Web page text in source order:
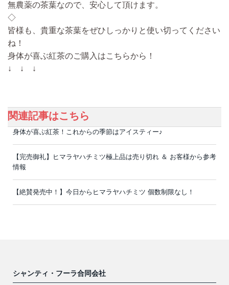
無農薬の茶葉なので、安心して頂けます。
◇
皆様も、貴重な茶葉をぜひしっかりと使い切ってください
ね！
身体が喜ぶ紅茶のご購入はこちらから！
↓ ↓ ↓
関連記事はこちら
身体が喜ぶ紅茶！これからの季節はアイスティー♪
【完売御礼】ヒマラヤハチミツ極上品は売り切れ ＆ お客様から参考
情報
【絶賛発売中！】今日からヒマラヤハチミツ 個数制限なし！
シャンティ・フーラ合同会社